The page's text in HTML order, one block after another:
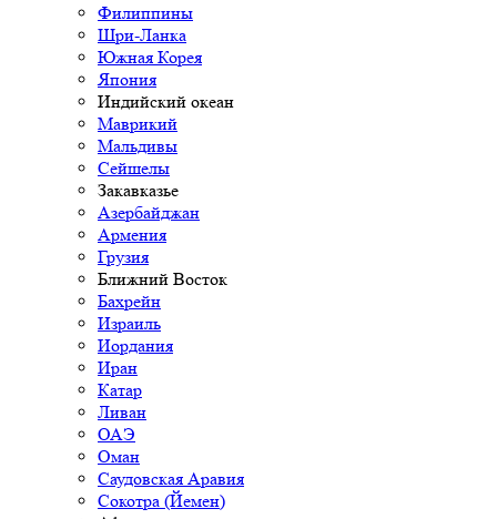
Филиппины
Шри-Ланка
Южная Корея
Япония
Индийский океан
Маврикий
Мальдивы
Сейшелы
Закавказье
Азербайджан
Армения
Грузия
Ближний Восток
Бахрейн
Израиль
Иордания
Иран
Катар
Ливан
ОАЭ
Оман
Саудовская Аравия
Сокотра (Йемен)